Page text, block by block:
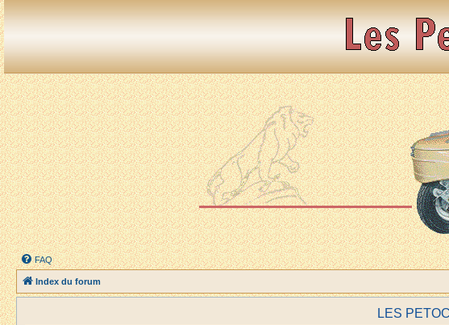
FAQ
Index du forum
LES